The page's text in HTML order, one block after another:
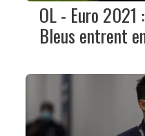
OL - Euro
Bleus entrent